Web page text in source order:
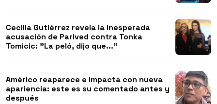
Cecilia Gutiérrez revela la inesperada
acusación de Parived contra Tonka
Tomicic: "La peló, dijo que..."
Américo reaparece e impacta con nueva
apariencia: este es su comentado antes y
después